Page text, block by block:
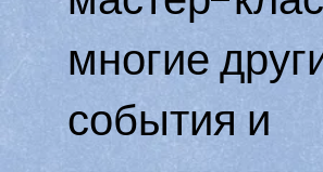
многие
события и